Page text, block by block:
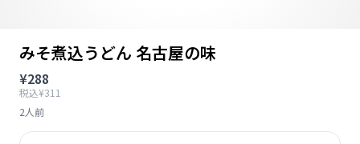
みそ煮込うどん 名古屋の味
¥288
税込¥311
2人前